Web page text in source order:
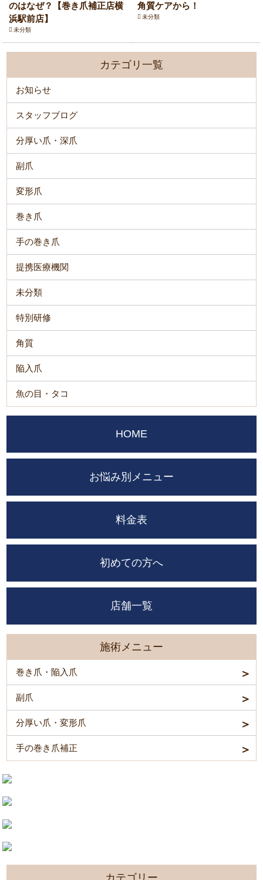
のはなぜ？【巻き爪補正店横
浜駅前店】
未分類
角質ケアから！
未分類
カテゴリ一覧
お知らせ
スタッフブログ
分厚い爪・深爪
副爪
変形爪
巻き爪
手の巻き爪
提携医療機関
未分類
特別研修
角質
陥入爪
魚の目・タコ
HOME
お悩み別メニュー
料金表
初めての方へ
店舗一覧
施術メニュー
巻き爪・陥入爪
副爪
分厚い爪・変形爪
手の巻き爪補正
カテゴリー